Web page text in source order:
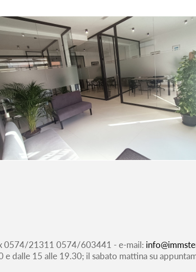
0574/21311 0574/603441 - e-mail:
e dalle 15 alle 19.30; il sabato mattina su